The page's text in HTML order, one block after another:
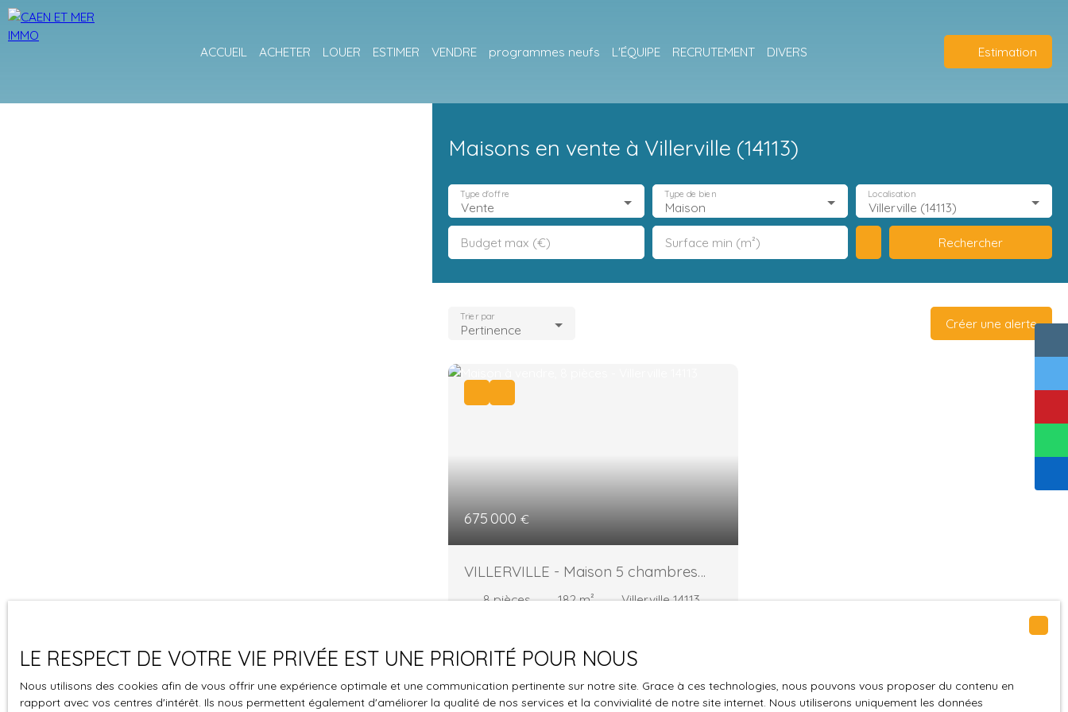
ACCUEIL ACHETER LOUER ESTIMER VENDRE programmes neufs L'ÉQUIPE RECRUTEMENT DIVERS Estimation
Maisons en vente à Villerville (14113)
Vente
Type d'offre
Maison
Type de bien
Villerville (14113)
Localisation
Budget max (€) Surface min (m²) Rechercher
Pertinence
Trier par Créer une alerte
675 000 €
VILLERVILLE - Maison 5 chambres
avec prestations hauts de gammes
8pièces 182m²
Villerville 14113
charmante maison de plus de160 m² (carrez),
édifiée sur un terrain d'environ 780 m², elle
offre un cadre de vie agréable et paisible.
Avec ses 8 pièces, elle est idéale pour une
LE RESPECT DE VOTRE VIE PRIVÉE EST UNE PRIORITÉ POUR NOUS
Nous utilisons des cookies afin de vous offrir une expérience optimale et une communication pertinente sur notre site. Grace à ces technologies, nous pouvons vous proposer du contenu en
rapport avec vos centres d'intérêt. Ils nous permettent également d'améliorer la qualité de nos services et la convivialité de notre site internet. Nous utiliserons uniquement les données